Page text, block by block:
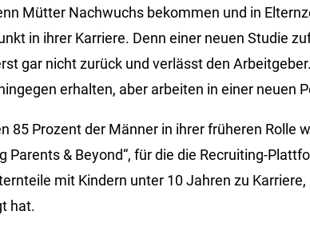
Mütter Nachwuchs bekommen und in
in ihrer Karriere. Denn einer neuen Studie
gar nicht zurück und verlässt den
erhalten, aber arbeiten in einer neuen
85 Prozent der Männer in ihrer früheren Rolle
Parents & Beyond“, für die die Recruiting-
mit Kindern unter 10 Jahren zu
hat.